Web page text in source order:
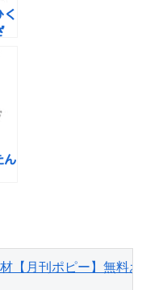
ん
【月刊ポピー】無料